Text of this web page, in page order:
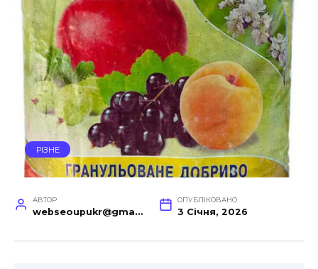
РІЗНЕ
АВТОР
webseoupukr@gmail.com
ОПУБЛІКОВАНО
3 Січня, 2026